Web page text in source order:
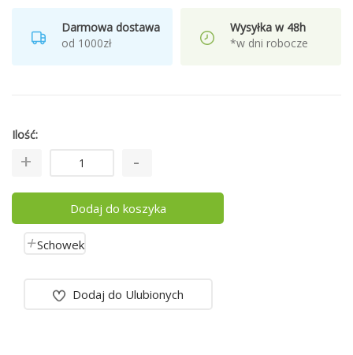
Darmowa dostawa
od 1000zł
Wysyłka w 48h
*w dni robocze
Ilość
Dodaj do koszyka
Schowek
Dodaj do Ulubionych